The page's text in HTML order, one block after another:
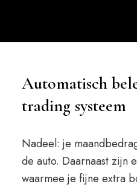
Automatisch
trading systeem
Nadeel: je
de auto. Daarnaast zijn
waarmee je fijne extra